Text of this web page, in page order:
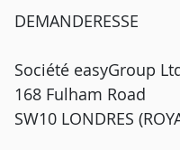
DEMANDERESSE
Société easyGroup
168 Fulham Road
SW10 LONDRES